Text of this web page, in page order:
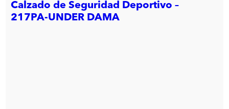
Calzado de Seguridad Deportivo –
217PA-UNDER DAMA